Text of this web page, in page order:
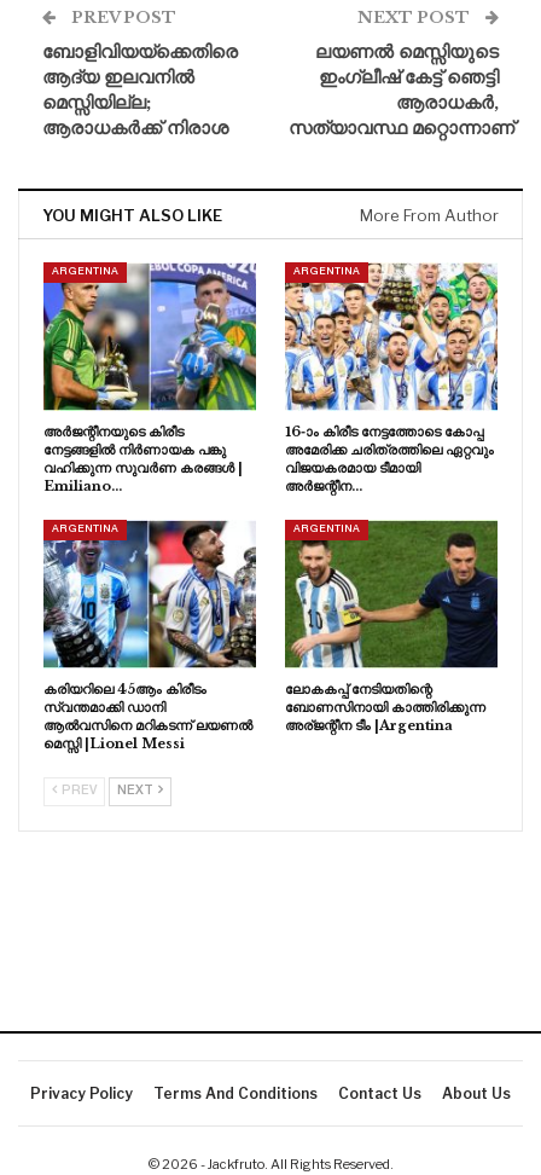
PREV POST
ബോളിവിയയ്ക്കെതിരെ
ആദ്യ ഇലവനിൽ
മെസ്സിയില്ല;
ആരാധകർക്ക് നിരാശ
NEXT POST
ലയണൽ മെസ്സിയുടെ
ഇംഗ്ലീഷ് കേട്ട് ഞെട്ടി
ആരാധകർ,
സത്യാവസ്ഥ മറ്റൊന്നാണ്
YOU MIGHT ALSO LIKE More From Author
ARGENTINA
അർജന്റീനയുടെ കിരീട
നേട്ടങ്ങളിൽ നിർണായക പങ്കു
വഹിക്കുന്ന സുവർണ കരങ്ങൾ |
Emiliano…
ARGENTINA
16-ാം കിരീട നേട്ടത്തോടെ കോപ്പ
അമേരിക്ക ചരിത്രത്തിലെ ഏറ്റവും
വിജയകരമായ ടീമായി
അർജന്റീന…
ARGENTINA
കരിയറിലെ 45ആം കിരീടം
സ്വന്തമാക്കി ഡാനി
ആൽവസിനെ മറികടന്ന് ലയണൽ
മെസ്സി |Lionel Messi
ARGENTINA
ലോകകപ്പ് നേടിയതിന്റെ
ബോണസിനായി കാത്തിരിക്കുന്ന
അര്ജന്റീന ടീം |Argentina
PREV NEXT
Privacy Policy Terms And Conditions Contact Us About Us
© 2026 - Jackfruto. All Rights Reserved.